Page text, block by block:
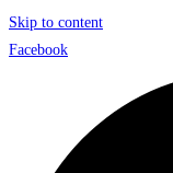
Skip to content
Facebook